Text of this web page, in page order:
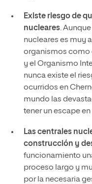
Existe riesgo de
nucleares.
nucleares es muy
organismos como
y el Organismo
nunca existe el
ocurridos en
mundo las
tener un escape
Las centrales
construcción y
funcionamiento
proceso largo y
por la necesaria